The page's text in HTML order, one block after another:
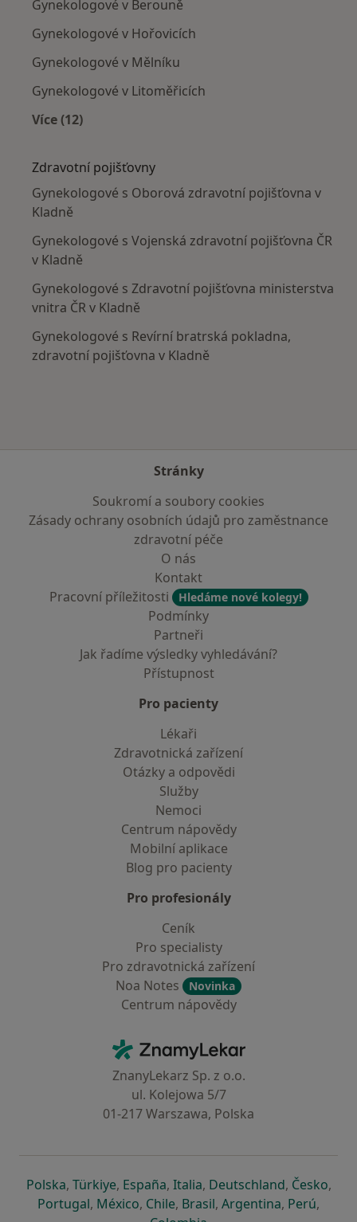
Gynekologové v Berouně
Gynekologové v Hořovicích
Gynekologové v Mělníku
Gynekologové v Litoměřicích
Více (12)
Zdravotní pojišťovny
Gynekologové s Oborová zdravotní pojišťovna v
Kladně
Gynekologové s Vojenská zdravotní pojišťovna ČR
v Kladně
Gynekologové s Zdravotní pojišťovna ministerstva
vnitra ČR v Kladně
Gynekologové s Revírní bratrská pokladna,
zdravotní pojišťovna v Kladně
Stránky
Soukromí a soubory cookies
Zásady ochrany osobních údajů pro zaměstnance
zdravotní péče
O nás
Kontakt
Pracovní příležitosti
Hledáme nové kolegy!
Podmínky
Partneři
Jak řadíme výsledky vyhledávání?
Přístupnost
Pro pacienty
Lékaři
Zdravotnická zařízení
Otázky a odpovědi
Služby
Nemoci
Centrum nápovědy
Mobilní aplikace
Blog pro pacienty
Pro profesionály
Ceník
Pro specialisty
Pro zdravotnická zařízení
Noa Notes
Novinka
Centrum nápovědy
ZnamyLekar - Hlavní stránka
ZnanyLekarz Sp. z o.o.
ul. Kolejowa 5/7
01-217 Warszawa, Polska
Polskase otevře v nové záložce
, Türkiyese otevře v nové záložce
, Españase otevře v nové záložce
, Italiase otevře v nové záložce
, Deutschlandse otevře v
, Českose
,
Portugalse otevře v nové záložce
, Méxicose otevře v nové záložce
, Chilese otevře v nové záložce
, Brasilse otevře v nové
, Argentinase otevře v
, Perúse
,